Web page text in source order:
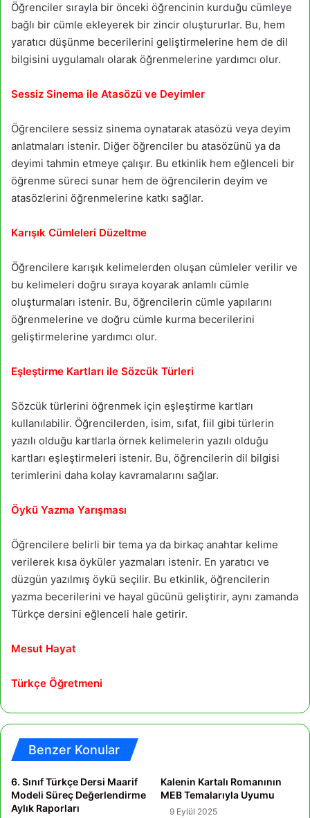
Öğrenciler sırayla bir önceki öğrencinin kurduğu cümleye
bağlı bir cümle ekleyerek bir zincir oluştururlar. Bu, hem
yaratıcı düşünme becerilerini geliştirmelerine hem de dil
bilgisini uygulamalı olarak öğrenmelerine yardımcı olur.
Sessiz Sinema ile Atasözü ve Deyimler
Öğrencilere sessiz sinema oynatarak atasözü veya deyim
anlatmaları istenir. Diğer öğrenciler bu atasözünü ya da
deyimi tahmin etmeye çalışır. Bu etkinlik hem eğlenceli bir
öğrenme süreci sunar hem de öğrencilerin deyim ve
atasözlerini öğrenmelerine katkı sağlar.
Karışık Cümleleri Düzeltme
Öğrencilere karışık kelimelerden oluşan cümleler verilir ve
bu kelimeleri doğru sıraya koyarak anlamlı cümle
oluşturmaları istenir. Bu, öğrencilerin cümle yapılarını
öğrenmelerine ve doğru cümle kurma becerilerini
geliştirmelerine yardımcı olur.
Eşleştirme Kartları ile Sözcük Türleri
Sözcük türlerini öğrenmek için eşleştirme kartları
kullanılabilir. Öğrencilerden, isim, sıfat, fiil gibi türlerin
yazılı olduğu kartlarla örnek kelimelerin yazılı olduğu
kartları eşleştirmeleri istenir. Bu, öğrencilerin dil bilgisi
terimlerini daha kolay kavramalarını sağlar.
Öykü Yazma Yarışması
Öğrencilere belirli bir tema ya da birkaç anahtar kelime
verilerek kısa öyküler yazmaları istenir. En yaratıcı ve
düzgün yazılmış öykü seçilir. Bu etkinlik, öğrencilerin
yazma becerilerini ve hayal gücünü geliştirir, aynı zamanda
Türkçe dersini eğlenceli hale getirir.
Mesut Hayat
Türkçe Öğretmeni
Benzer Konular
6. Sınıf Türkçe Dersi Maarif
Modeli Süreç Değerlendirme
Aylık Raporları
Kalenin Kartalı Romanının
MEB Temalarıyla Uyumu
9 Eylül 2025